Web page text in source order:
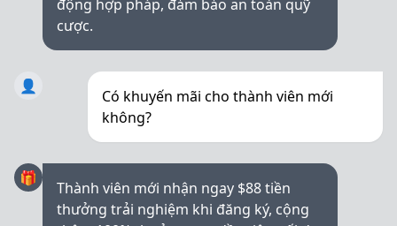
động hợp pháp, đảm bảo an toàn quỹ
cược.
👤
Có khuyến mãi cho thành viên mới
không?
🎁
Thành viên mới nhận ngay $88 tiền
thưởng trải nghiệm khi đăng ký, cộng